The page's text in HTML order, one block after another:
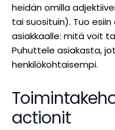
heidän omilla
tai suosituin). Tuo
asiakkaalle: mitä voit
Puhuttele asiakasta,
henkilökohtaisempi.
actionit